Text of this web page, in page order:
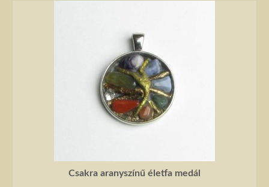
Csakra aranyszínű életfa medál